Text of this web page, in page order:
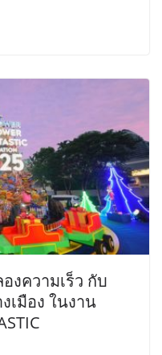
งความเร็ว กับ
เมือง ในงาน